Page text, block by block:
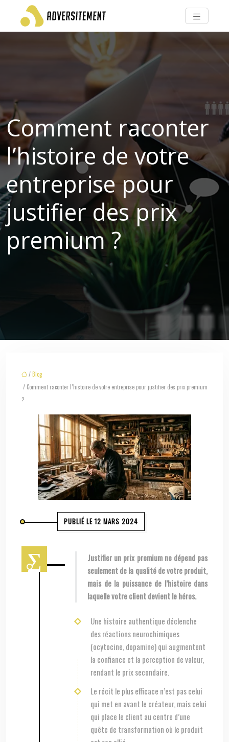
Comment raconter
l’histoire de votre
entreprise pour
justifier des prix
premium ?
/Blog
/ Comment raconter l’histoire de votre entreprise pour justifier des prix premium
?
PUBLIÉ LE 12 MARS 2024
Justifier un prix premium ne dépend pas
seulement de la qualité de votre produit,
mais de la puissance de l’histoire dans
laquelle votre client devient le héros.
Une histoire authentique déclenche
des réactions neurochimiques
(ocytocine, dopamine) qui augmentent
la confiance et la perception de valeur,
rendant le prix secondaire.
Le récit le plus efficace n’est pas celui
qui met en avant le créateur, mais celui
qui place le client au centre d’une
quête de transformation où le produit